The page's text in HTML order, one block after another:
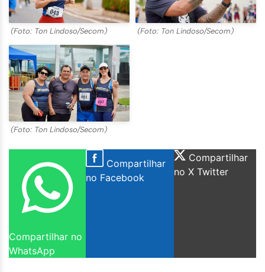
(Foto: Ton Lindoso/Secom) (Foto: Ton Lindoso/Secom)
(Foto: Ton Lindoso/Secom)
Compartilhar no
WhatsApp
Compartilhar
no Facebook
Compartilhar
no X Twitter